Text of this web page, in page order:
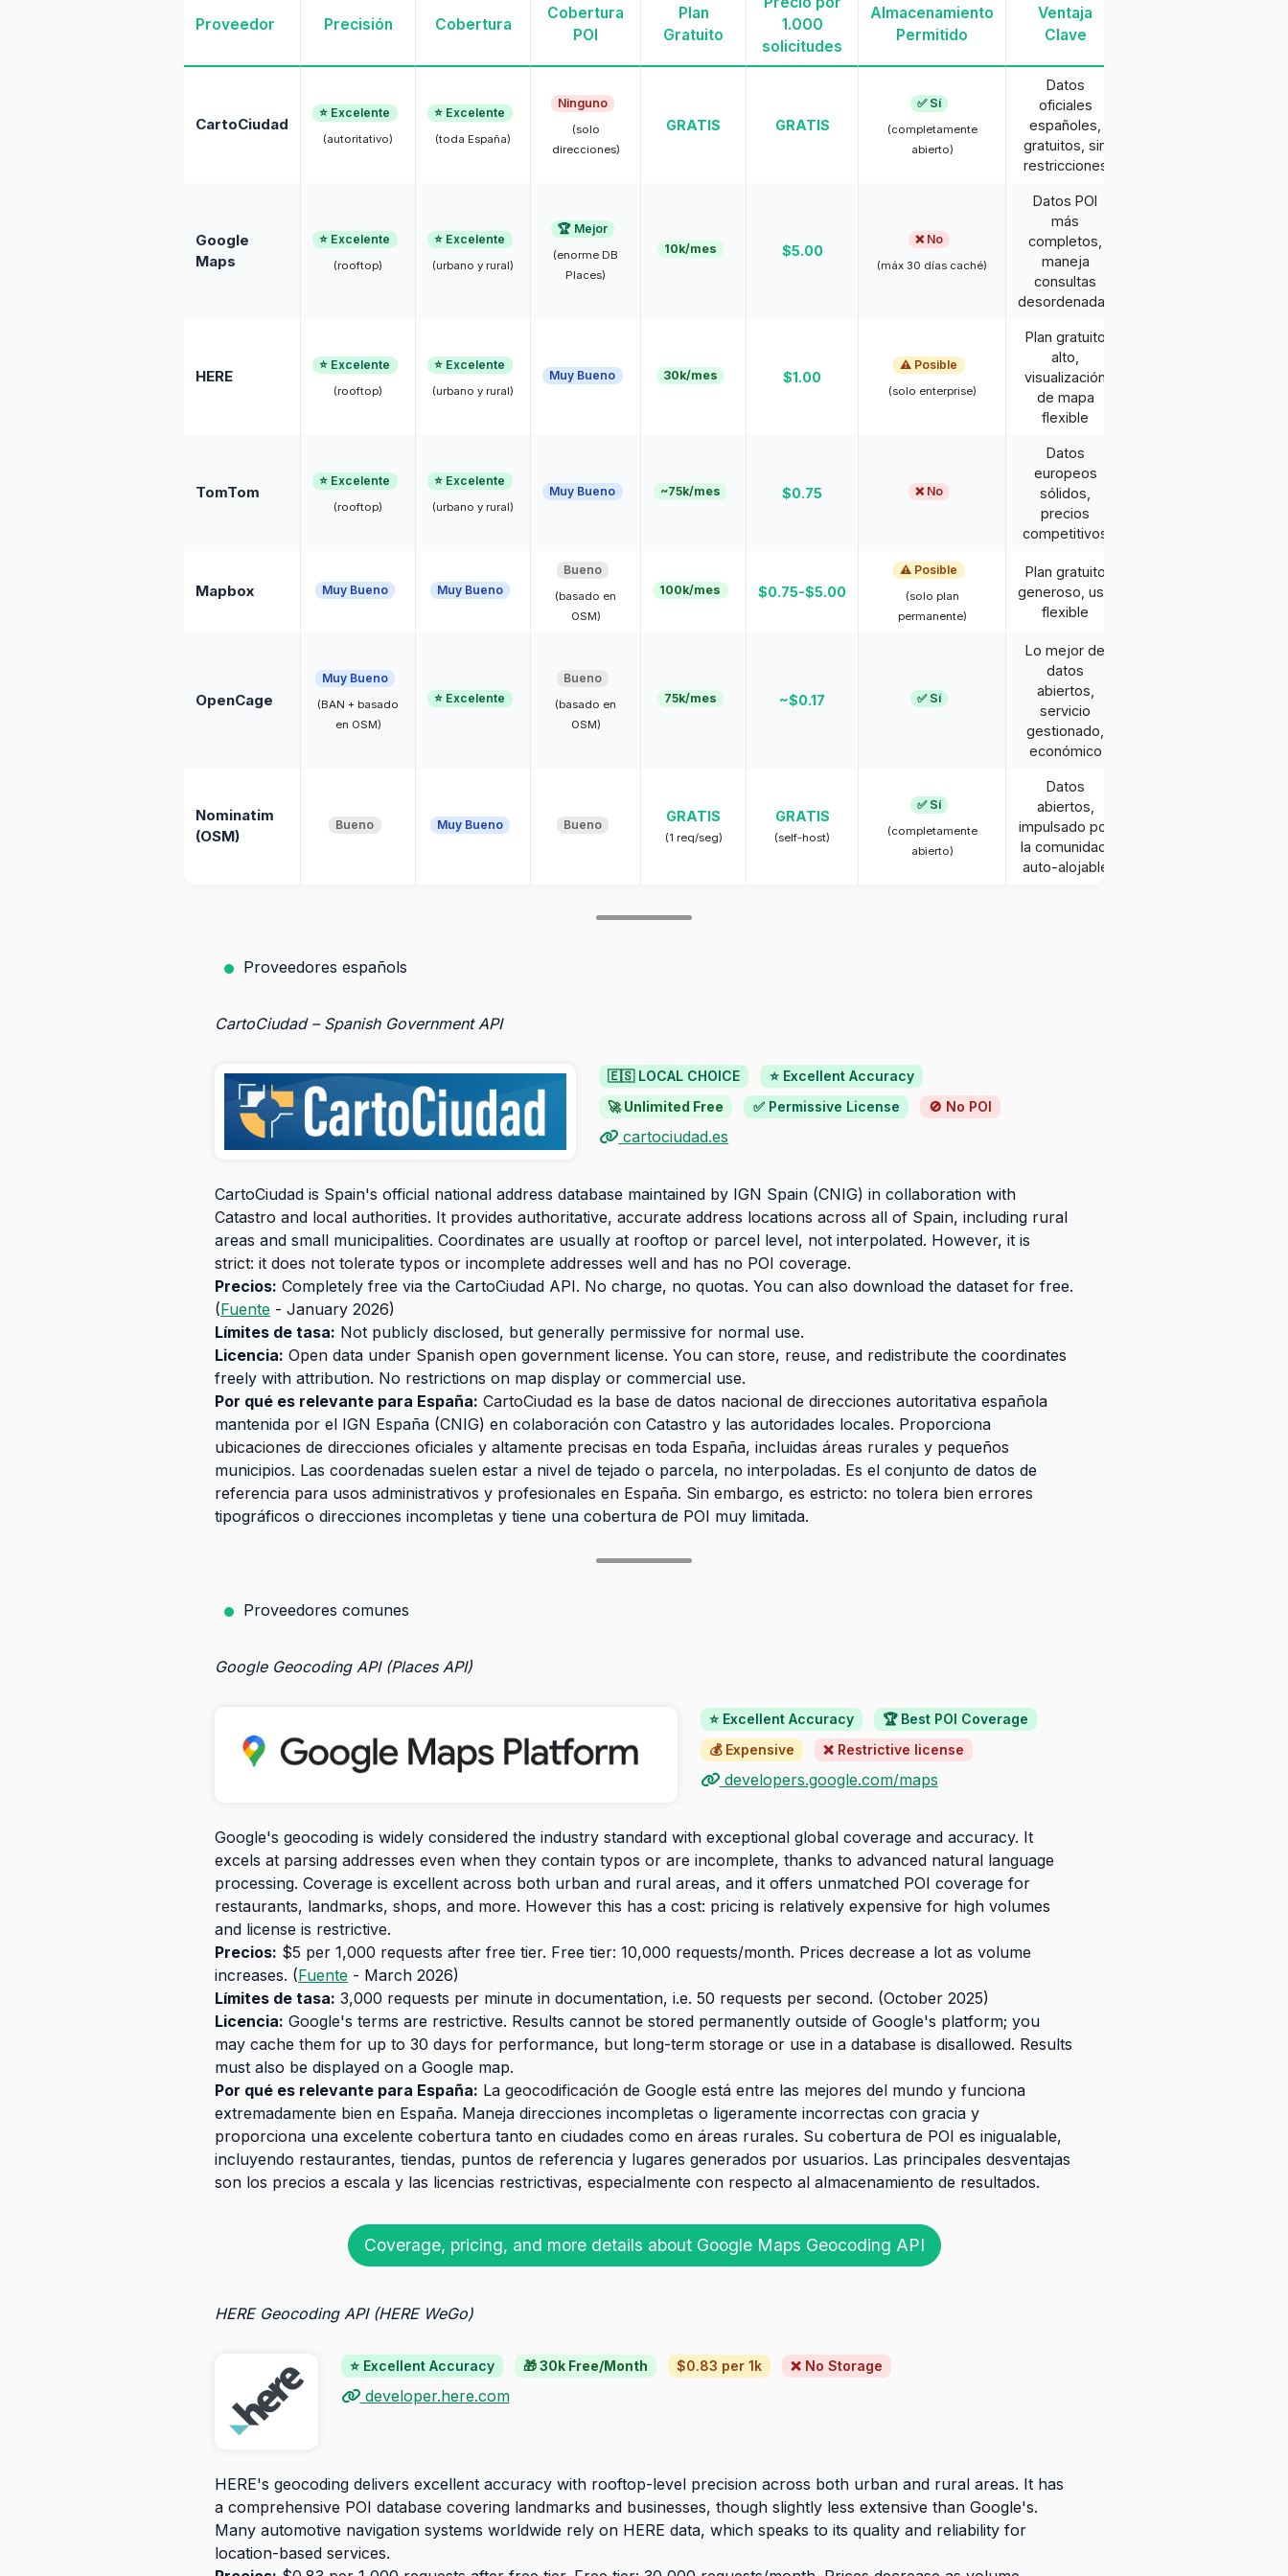
Proveedor Precisión Cobertura
Cobertura
POI
Plan
Gratuito
1.000
solicitudes
Almacenamiento
Permitido
Ventaja
Clave
CartoCiudad
⭐ Excelente
(autoritativo)
⭐ Excelente
(toda España)
Ninguno
(solo
direcciones)
GRATIS GRATIS
✅ Sí
(completamente
abierto)
Datos
oficiales
españoles,
gratuitos, sin
restricciones
Google
Maps
⭐ Excelente
(rooftop)
⭐ Excelente
(urbano y rural)
🏆 Mejor
(enorme DB
Places)
10k/mes $5.00
❌ No
(máx 30 días caché)
Datos POI
más
completos,
maneja
consultas
desordenadas
HERE
⭐ Excelente
(rooftop)
⭐ Excelente
(urbano y rural)
Muy Bueno 30k/mes $1.00
⚠️ Posible
(solo enterprise)
Plan gratuito
alto,
visualización
de mapa
flexible
TomTom
⭐ Excelente
(rooftop)
⭐ Excelente
(urbano y rural)
Muy Bueno ~75k/mes $0.75 ❌ No
Datos
europeos
sólidos,
precios
competitivos
Mapbox Muy Bueno Muy Bueno
Bueno
(basado en
OSM)
100k/mes $0.75-$5.00
⚠️ Posible
(solo plan
permanente)
Plan gratuito
generoso, uso
flexible
OpenCage
Muy Bueno
(BAN + basado
en OSM)
⭐ Excelente
Bueno
(basado en
OSM)
75k/mes ~$0.17 ✅ Sí
Lo mejor de
datos
abiertos,
servicio
gestionado,
económico
Nominatim
(OSM)
Bueno Muy Bueno Bueno
GRATIS
(1 req/seg)
GRATIS
(self-host)
✅ Sí
(completamente
abierto)
Datos
abiertos,
impulsado por
la comunidad,
auto-alojable
Proveedores españols
CartoCiudad – Spanish Government API
🇪🇸 LOCAL CHOICE
⭐ Excellent Accuracy
🚀 Unlimited Free
✅ Permissive License 🚫 No POI
cartociudad.es
CartoCiudad is Spain's official national address database maintained by IGN Spain (CNIG) in collaboration with
Catastro and local authorities. It provides authoritative, accurate address locations across all of Spain, including rural
areas and small municipalities. Coordinates are usually at rooftop or parcel level, not interpolated. However, it is
strict: it does not tolerate typos or incomplete addresses well and has no POI coverage.
Precios: Completely free via the CartoCiudad API. No charge, no quotas. You can also download the dataset for free.
(Fuente - January 2026)
Límites de tasa: Not publicly disclosed, but generally permissive for normal use.
Licencia: Open data under Spanish open government license. You can store, reuse, and redistribute the coordinates
freely with attribution. No restrictions on map display or commercial use.
Por qué es relevante para España: CartoCiudad es la base de datos nacional de direcciones autoritativa española
mantenida por el IGN España (CNIG) en colaboración con Catastro y las autoridades locales. Proporciona
ubicaciones de direcciones oficiales y altamente precisas en toda España, incluidas áreas rurales y pequeños
municipios. Las coordenadas suelen estar a nivel de tejado o parcela, no interpoladas. Es el conjunto de datos de
referencia para usos administrativos y profesionales en España. Sin embargo, es estricto: no tolera bien errores
tipográficos o direcciones incompletas y tiene una cobertura de POI muy limitada.
Proveedores comunes
Google Geocoding API (Places API)
⭐ Excellent Accuracy
🏆 Best POI Coverage
💰 Expensive
❌ Restrictive license
developers.google.com/maps
Google's geocoding is widely considered the industry standard with exceptional global coverage and accuracy. It
excels at parsing addresses even when they contain typos or are incomplete, thanks to advanced natural language
processing. Coverage is excellent across both urban and rural areas, and it offers unmatched POI coverage for
restaurants, landmarks, shops, and more. However this has a cost: pricing is relatively expensive for high volumes
and license is restrictive.
Precios: $5 per 1,000 requests after free tier. Free tier: 10,000 requests/month. Prices decrease a lot as volume
increases. (Fuente - March 2026)
Límites de tasa: 3,000 requests per minute in documentation, i.e. 50 requests per second. (October 2025)
Licencia: Google's terms are restrictive. Results cannot be stored permanently outside of Google's platform; you
may cache them for up to 30 days for performance, but long-term storage or use in a database is disallowed. Results
must also be displayed on a Google map.
Por qué es relevante para España: La geocodificación de Google está entre las mejores del mundo y funciona
extremadamente bien en España. Maneja direcciones incompletas o ligeramente incorrectas con gracia y
proporciona una excelente cobertura tanto en ciudades como en áreas rurales. Su cobertura de POI es inigualable,
incluyendo restaurantes, tiendas, puntos de referencia y lugares generados por usuarios. Las principales desventajas
son los precios a escala y las licencias restrictivas, especialmente con respecto al almacenamiento de resultados.
Coverage, pricing, and more details about Google Maps Geocoding API
HERE Geocoding API (HERE WeGo)
⭐ Excellent Accuracy 🎁 30k Free/Month $0.83 per 1k ❌ No Storage
developer.here.com
HERE's geocoding delivers excellent accuracy with rooftop-level precision across both urban and rural areas. It has
a comprehensive POI database covering landmarks and businesses, though slightly less extensive than Google's.
Many automotive navigation systems worldwide rely on HERE data, which speaks to its quality and reliability for
location-based services.